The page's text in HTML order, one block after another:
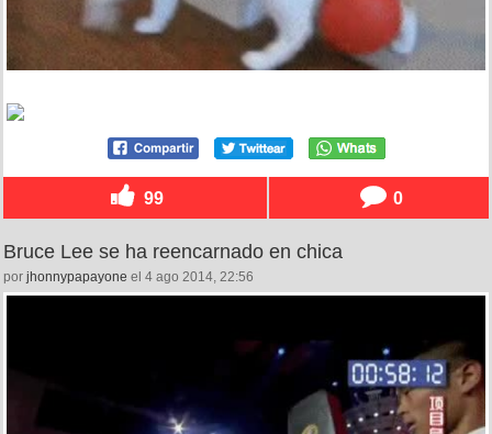
99 0
Bruce Lee se ha reencarnado en chica
por jhonnypapayone el 4 ago 2014, 22:56